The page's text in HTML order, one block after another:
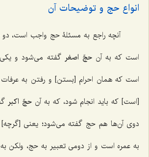
انواع حج و توضیحات آن
آنچه راجع به مسئلۀ حج واجب است،
است که به آنحجّ اصغر گفته می‌شود و
است که همان احرام [بستن] و رفتن به عرفات
[است] که باید انجام شود، که به آن حجّ اکبر
دوی آن‌ها هم حج گفته می‌شود؛ یعنی [گرچه]
به عمره است و از دومی تعبیر به حج، ولکن